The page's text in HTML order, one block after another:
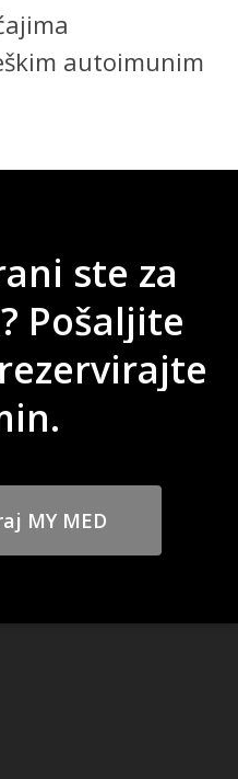
autoimunim
ste za
Pošaljite
rezervirajte
MY MED